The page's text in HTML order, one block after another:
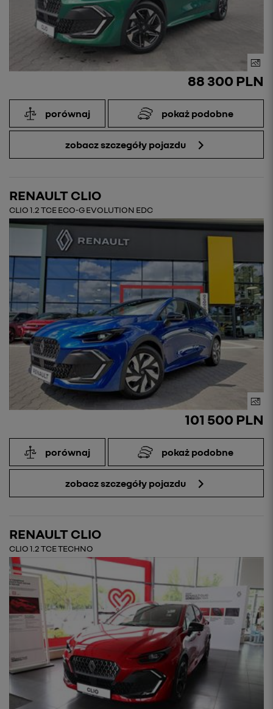
88 300 PLN
porównaj pokaż podobne
zobacz szczegóły pojazdu
RENAULT CLIO
CLIO 1.2 TCE ECO-G EVOLUTION EDC
101 500 PLN
porównaj pokaż podobne
zobacz szczegóły pojazdu
RENAULT CLIO
CLIO 1.2 TCE TECHNO